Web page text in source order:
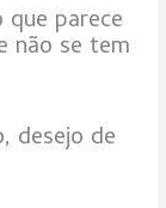
parece
não se tem
desejo de